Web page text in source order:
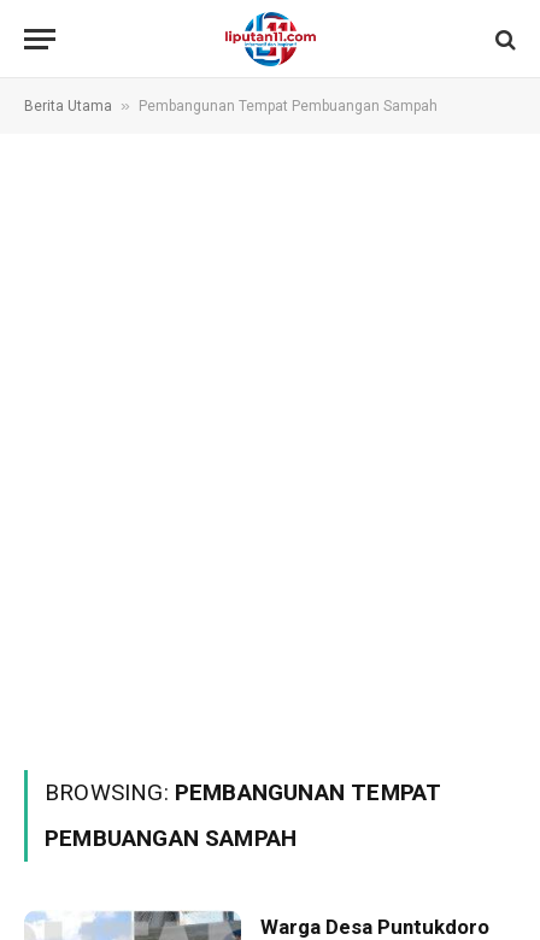
Berita Utama » Pembangunan Tempat Pembuangan Sampah
BROWSING: PEMBANGUNAN TEMPAT
PEMBUANGAN SAMPAH
Warga Desa Puntukdoro